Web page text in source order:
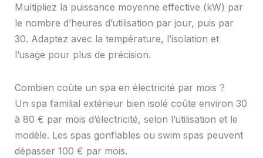
Multipliez la puissance moyenne effective (kW) par
le nombre d’heures d’utilisation par jour, puis par
30. Adaptez avec la température, l’isolation et
l’usage pour plus de précision.
Combien coûte un spa en électricité par mois ?
Un spa familial extérieur bien isolé coûte environ 30
à 80 € par mois d’électricité, selon l’utilisation et le
modèle. Les spas gonflables ou swim spas peuvent
dépasser 100 € par mois.